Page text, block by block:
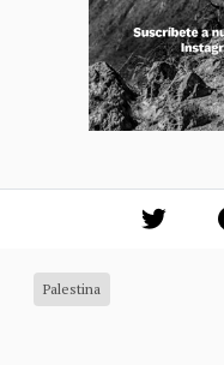
Palestina